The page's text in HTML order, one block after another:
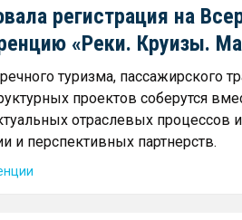
регистрация на
«Реки. Круизы.
туризма, пассажирского
проектов соберутся
отраслевых процессов
и перспективных партнерств.